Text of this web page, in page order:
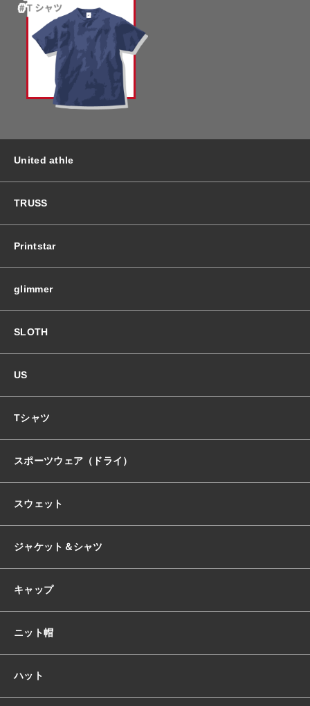
United athle
TRUSS
Printstar
glimmer
SLOTH
US
Tシャツ
スポーツウェア（ドライ）
スウェット
ジャケット＆シャツ
キャップ
ニット帽
ハット
ジャケット＆シャツ
ハット
バッグ＆Other
プリント加工オプション
ポロシャツ
ロングスリーブ
新着商品
おすすめ商品
セール商品
ランキング
スタイルブック
ショッピングガイド
ハット
バッグ＆Other